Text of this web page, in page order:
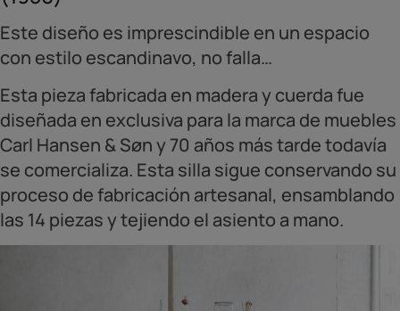
Este diseño es imprescindible en un espacio
con estilo escandinavo, no falla…
Esta pieza fabricada en madera y cuerda fue
diseñada en exclusiva para la marca de muebles
Carl Hansen & Søn y 70 años más tarde todavía
se comercializa. Esta silla sigue conservando su
proceso de fabricación artesanal, ensamblando
las 14 piezas y tejiendo el asiento a mano.